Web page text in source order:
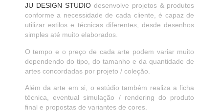
JU DESIGN STUDIOdesenvolve projetos & produtos
conforme a necessidade de cada cliente, é capaz de
utilizar estilos e técnicas diferentes, desde desenhos
simples até muito elaborados.
O tempo e o preço de cada arte podem variar muito
dependendo do tipo, do tamanho e da quantidade de
artes concordadas por projeto / coleção.
Além da arte em si, o estúdio também realiza a ficha
técnica, eventual simulação / rendering do produto
final e propostas de variantes de cores.